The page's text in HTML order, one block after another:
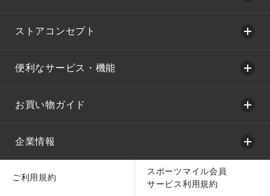
ストアコンセプト
便利なサービス・機能
お買い物ガイド
企業情報
ご利用規約
スポーツマイル会員
サービス利用規約